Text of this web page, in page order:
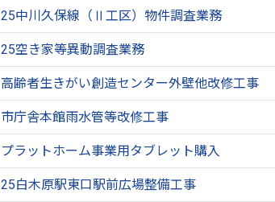
中川久保線（Ⅱ工区）物件調査業務
空き家等異動調査業務
齢者生きがい創造センター外壁他改修工事
庁舎本館雨水管等改修工事
ラットホーム事業用タブレット購入
白木原駅東口駅前広場整備工事